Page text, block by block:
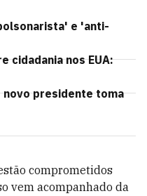
e 'anti-
cidadania nos EUA:
novo presidente toma
comprometidos
vem acompanhado da